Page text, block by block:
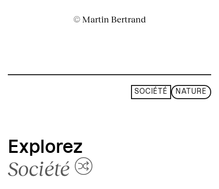
© Martin Bertrand
SOCIÉTÉ NATURE
Explorez
Société